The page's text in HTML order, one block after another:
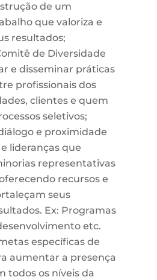
de um
que valoriza e
resultados;
de Diversidade
e disseminar práticas
profissionais dos
clientes e quem
seletivos;
e proximidade
lideranças que
representativas
recursos e
seus
Ex: Programas
etc.
específicas de
aumentar a presença
todos os níveis da